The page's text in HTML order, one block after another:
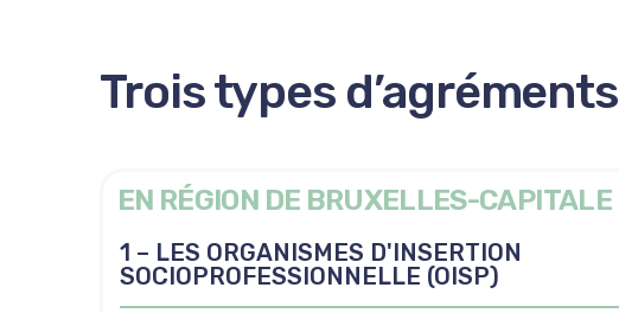
Trois types d’agréments
EN RÉGION DE BRUXELLES-CAPITALE
1 – LES ORGANISMES D'INSERTION
SOCIOPROFESSIONNELLE (OISP)